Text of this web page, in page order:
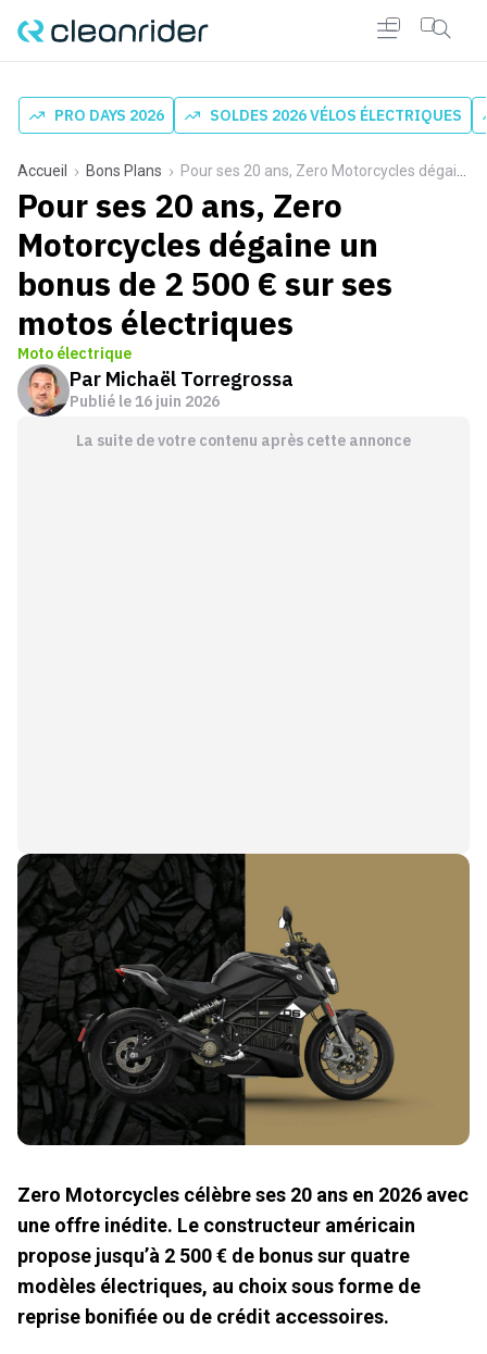
PRO DAYS 2026 SOLDES 2026 VÉLOS ÉLECTRIQUES
Accueil Bons Plans Pour ses 20 ans, Zero Motorcycles dégaine un bonus de 2 500 € sur ses motos électriques
Pour ses 20 ans, Zero
Motorcycles dégaine un
bonus de 2 500 € sur ses
motos électriques
Moto électrique
Par Michaël Torregrossa
Publié le16 juin 2026
La suite de votre contenu après cette annonce
Zero Motorcycles célèbre ses 20 ans en 2026 avec
une offre inédite. Le constructeur américain
propose jusqu’à 2 500 € de bonus sur quatre
modèles électriques, au choix sous forme de
reprise bonifiée ou de crédit accessoires.